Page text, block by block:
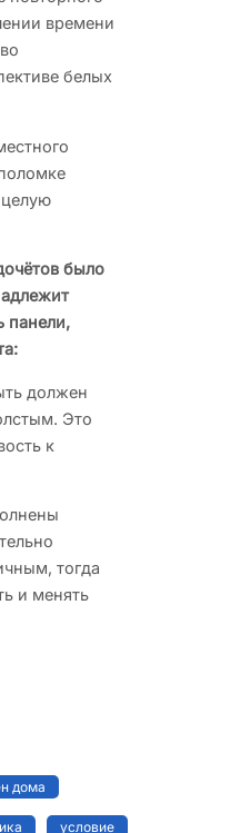
времени
белых
целую
было
панели,
должен
Это
к
тогда
и менять
дома
условие